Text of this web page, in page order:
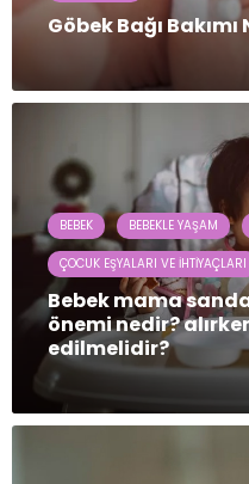
Göbek Bağı Bakımı
BEBEK BEBEKLE YAŞAM
ÇOCUK EŞYALARI VE İHTIYAÇLARI
Bebek mama
önemi nedir?
edilmelidir?